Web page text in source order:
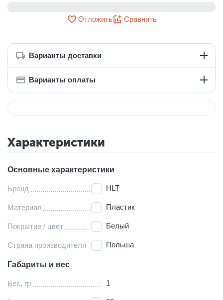
Отложить Сравнить
Варианты доставки
Варианты оплаты
Характеристики
Основные характеристики
Бренд HLT
Материал Пластик
Покрытие / цвет Белый
Страна производителя Польша
Габариты и вес
Вес, гр 1